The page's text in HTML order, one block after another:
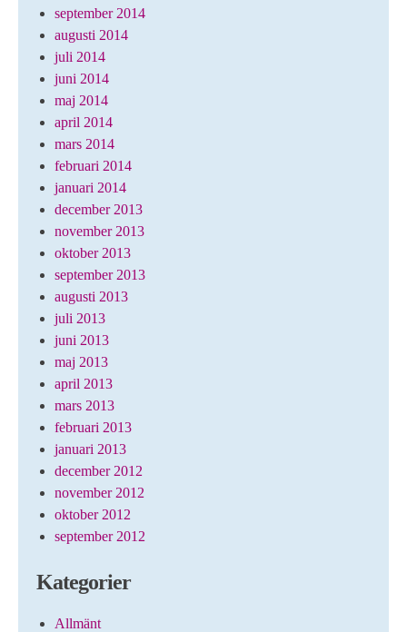
september 2014
augusti 2014
juli 2014
juni 2014
maj 2014
april 2014
mars 2014
februari 2014
januari 2014
december 2013
november 2013
oktober 2013
september 2013
augusti 2013
juli 2013
juni 2013
maj 2013
april 2013
mars 2013
februari 2013
januari 2013
december 2012
november 2012
oktober 2012
september 2012
Kategorier
Allmänt